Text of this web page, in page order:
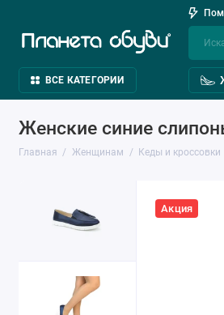
ВСЕ КАТЕГОРИИ
Женские синие
Главная Женщинам Кеды и кроссовки
Акция